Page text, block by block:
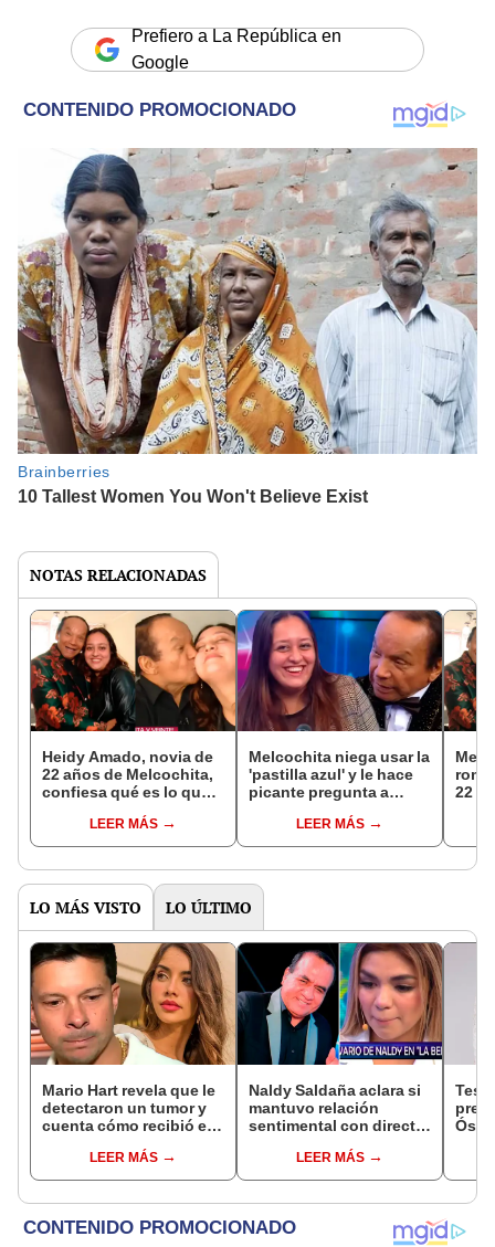
Prefiero a La República en
Google
NOTAS RELACIONADAS
Heidy Amado, novia de
22 años de Melcochita,
confiesa qué es lo que
de 89 años: “Es
cariñoso y muy
LEER MÁS
Melcochita niega usar la
'pastilla azul' y le hace
picante pregunta a
"¿Cómo te sientes
conmigo?"
LEER MÁS
22
LO MÁS VISTO LO ÚLTIMO
Mario Hart revela que le
detectaron un tumor y
cuenta cómo recibió el
muy fuertes..."
LEER MÁS
Naldy Saldaña aclara si
mantuvo relación
sentimental con director
denunciarlo por
tocamientos: “Me
LEER MÁS